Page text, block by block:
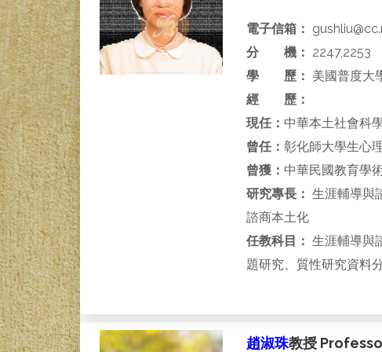
電子信箱：
分 機： 2247,2253
學 歷： 美國普度大
經 歷：
現任： 中華本土社會科
曾任： 彰化師大學生心
曾獲： 中華民國教育學
研究專長： 生涯輔導與
諮商本土化
任教科目： 生涯輔導與
題研究、質性研究資料
趙淑珠教授